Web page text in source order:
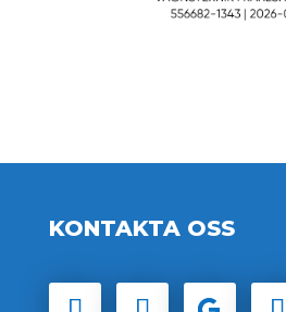
KONTAKTA OSS